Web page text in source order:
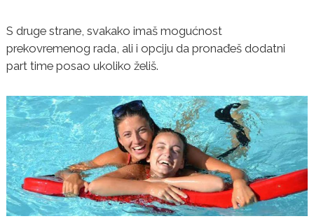
S druge strane, svakako imaš mogućnost
prekovremenog rada, ali i opciju da pronađeš dodatni
part time posao ukoliko želiš.